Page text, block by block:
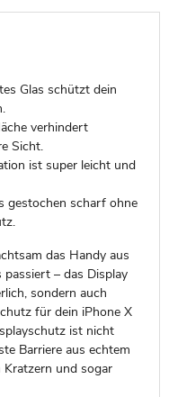
Glas schützt dein
verhindert
Sicht.
ist super leicht und
gestochen scharf ohne
das Handy aus
– das Display
sondern auch
für dein iPhone X
ist nicht
Barriere aus echtem
Kratzern und sogar